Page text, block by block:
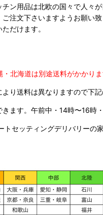
ン用品は北欧の国々で人々
注文下さいますようお願い致
だけます。
北海道は別途送料がかかりま
より送料は異なりますので下記
ます。 午前中・14時〜16時
セッティングデリバリーの